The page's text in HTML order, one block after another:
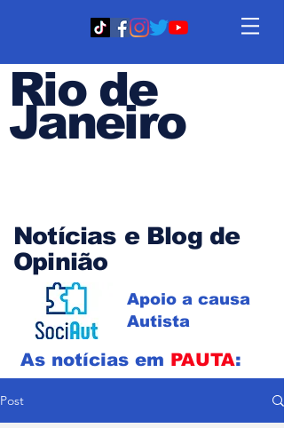
Rio de
Janeiro
Notícias e Blog de
Opinião
Apoio a causa
Autista
As notícias em PAUTA:
Post